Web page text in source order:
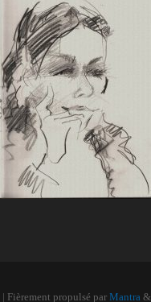
| Fièrement propulsé par Mantra &